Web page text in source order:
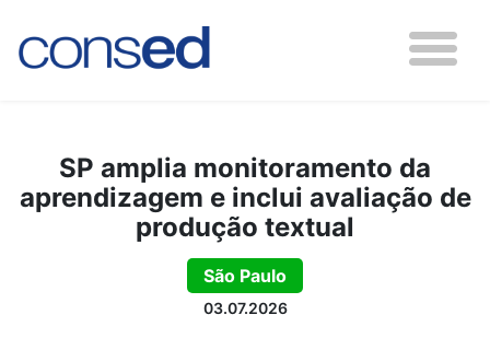
SP amplia monitoramento da
aprendizagem e inclui avaliação de
produção textual
São Paulo
03.07.2026